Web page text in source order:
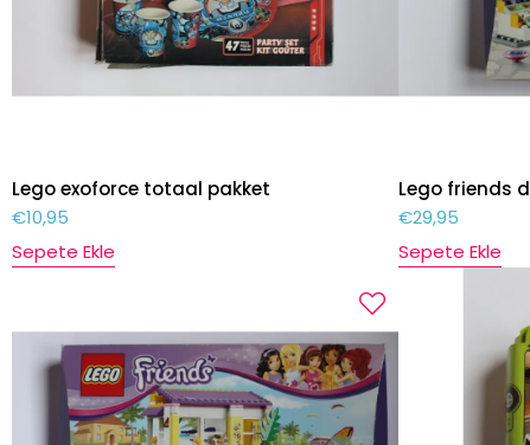
Lego exoforce totaal pakket
€10,95
Sepete Ekle
Lego friends
€29,95
Sepete Ekle